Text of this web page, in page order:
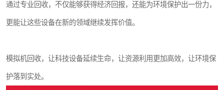
通过专业回收，不仅能够获得经济回报，还能为环境保护出一份力，
更能让这些设备在新的领域继续发挥价值。
模拟机回收，让科技设备延续生命，让资源利用更加高效，让环境保
护落到实处。